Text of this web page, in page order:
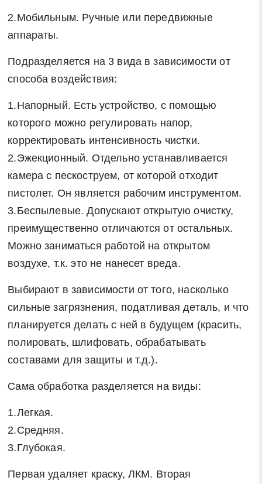
2.Мобильным. Ручные или передвижные
аппараты.
Подразделяется на 3 вида в зависимости от
способа воздействия:
1.Напорный. Есть устройство, с помощью
которого можно регулировать напор,
корректировать интенсивность чистки.
2.Эжекционный. Отдельно устанавливается
камера с пескоструем, от которой отходит
пистолет. Он является рабочим инструментом.
3.Беспылевые. Допускают открытую очистку,
преимущественно отличаются от остальных.
Можно заниматься работой на открытом
воздухе, т.к. это не нанесет вреда.
Выбирают в зависимости от того, насколько
сильные загрязнения, податливая деталь, и что
планируется делать с ней в будущем (красить,
полировать, шлифовать, обрабатывать
составами для защиты и т.д.).
Сама обработка разделяется на виды:
1.Легкая.
2.Средняя.
3.Глубокая.
Первая удаляет краску, ЛКМ. Вторая